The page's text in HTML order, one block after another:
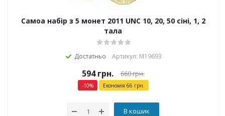
Самоа набір з 5 монет 2011 UNC 10, 20, 50 сіні, 1, 2
тала
Достатньо Артикул: М19693
594грн. 660грн.
-10% Економія 66 грн.
В кошик